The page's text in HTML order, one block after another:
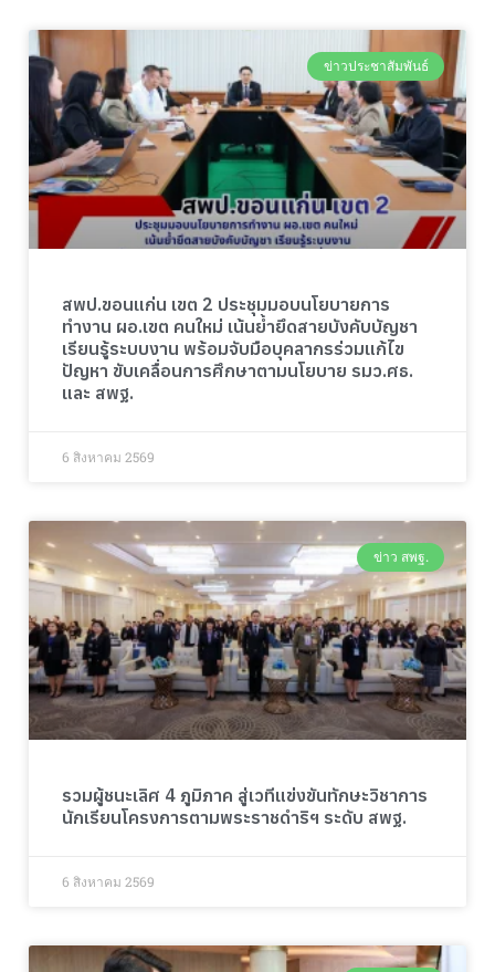
ข่าวประชาสัมพันธ์
สพป.ขอนแก่น เขต 2 ประชุมมอบนโยบายการ
ทำงาน ผอ.เขต คนใหม่ เน้นย้ำยึดสายบังคับบัญชา
เรียนรู้ระบบงาน พร้อมจับมือบุคลากรร่วมแก้ไข
ปัญหา ขับเคลื่อนการศึกษาตามนโยบาย รมว.ศธ.
และ สพฐ.
6 สิงหาคม 2569
ข่าว สพฐ.
รวมผู้ชนะเลิศ 4 ภูมิภาค สู่เวทีแข่งขันทักษะวิชาการ
นักเรียนโครงการตามพระราชดำริฯ ระดับ สพฐ.
6 สิงหาคม 2569